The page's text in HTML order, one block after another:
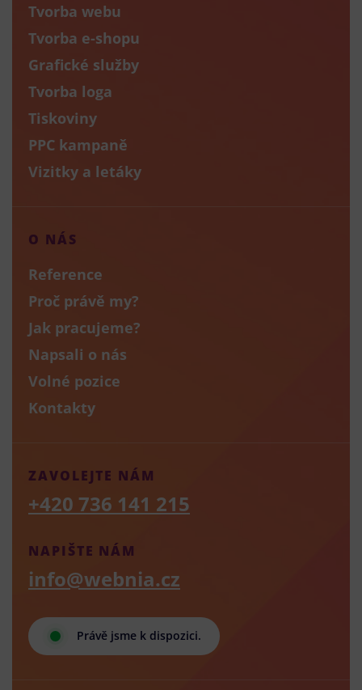
Tvorba webu
Tvorba e-shopu
Grafické služby
Tvorba loga
Tiskoviny
PPC kampaně
Vizitky a letáky
O NÁS
Reference
Proč právě my?
Jak pracujeme?
Napsali o nás
Volné pozice
Kontakty
Právě jsme k dispozici.
NAPIŠTE NÁM
info@webnia.cz
ZAVOLEJTE NÁM
+420 736 141 215